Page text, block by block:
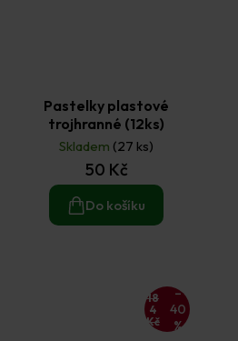
Pastelky plastové
trojhranné (12ks)
Skladem (27 ks)
50 Kč
Do košíku
18
4
Kč
–
40
%